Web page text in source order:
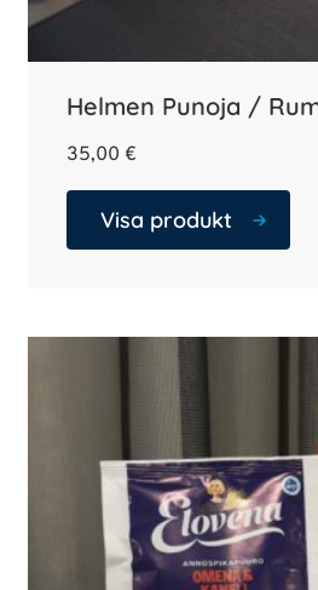
Helmen Punoja /
35,00 €
Visa produkt